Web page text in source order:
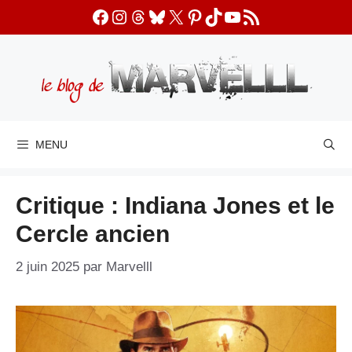
Facebook
Instagram
Threads
Bluesky
X Pinterest
TikTok
YouTube
Flux RSS
MENU
Critique : Indiana Jones et le
Cercle ancien
2 juin 2025 par Marvelll